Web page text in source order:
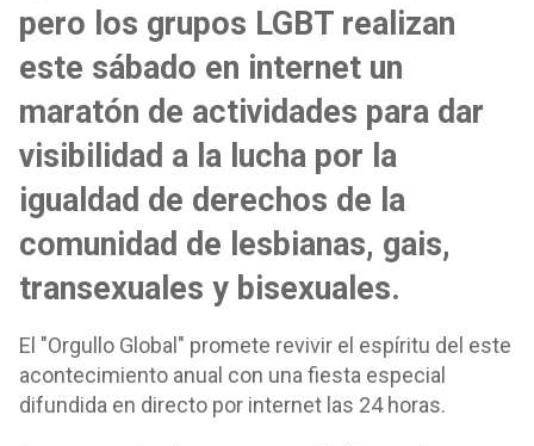
pero los grupos LGBT realizan
este sábado en internet un
maratón de actividades para dar
visibilidad a la lucha por la
igualdad de derechos de la
comunidad de lesbianas, gais,
transexuales y bisexuales.
El "Orgullo Global" promete revivir el espíritu del este
acontecimiento anual con una fiesta especial
difundida en directo por internet las 24 horas.